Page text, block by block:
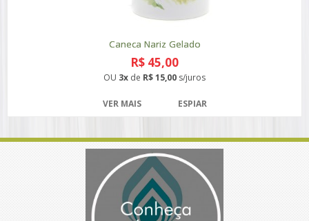
Caneca Nariz Gelado
R$ 45,00
OU 3x de R$ 15,00 s/juros
VER MAIS ESPIAR